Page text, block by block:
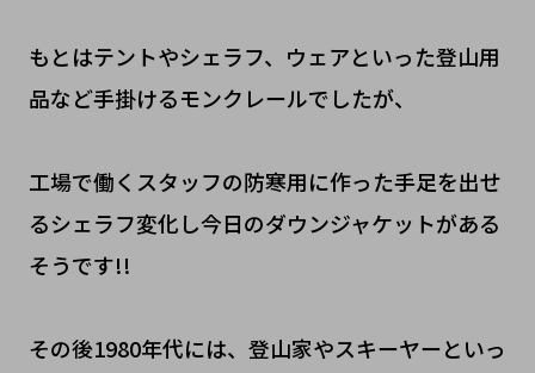
もとはテントやシェラフ、ウェアといった登山用
品など手掛けるモンクレールでしたが、
工場で働くスタッフの防寒用に作った手足を出せ
るシェラフ変化し今日のダウンジャケットがある
そうです!!
その後1980年代には、登山家やスキーヤーといっ